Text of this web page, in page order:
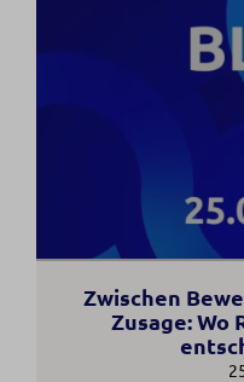
Zwischen
Zusage: Wo